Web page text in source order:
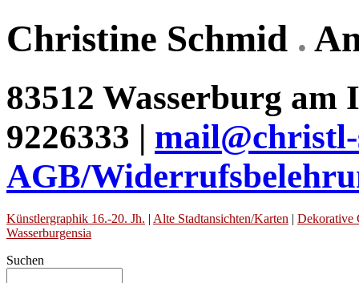
Christine Schmid .
83512 Wasserburg am
9226333 |
AGB/
Künstlergraphik 16.-20. Jh. | Alte Stadtansichten/Karten | Dekorative
Wasserburgensia
Suchen